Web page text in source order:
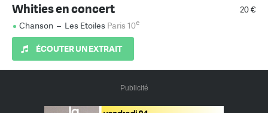
20 €
Whities en concert
Chanson – Les Etoiles Paris 10e
ÉCOUTER UN EXTRAIT
Publicité